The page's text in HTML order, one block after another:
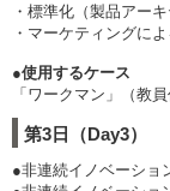
・標準化（製品アー
・マーケティングに
●使用するケース
「ワークマン」（教員
第3日（Day3）
●非連続イノベーショ